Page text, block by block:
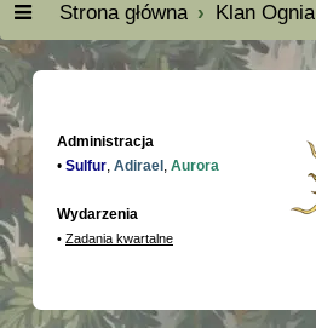
Strona główna Klan Ognia
Administracja
• Sulfur, Adirael , Aurora
Wydarzenia
• Zadania kwartalne